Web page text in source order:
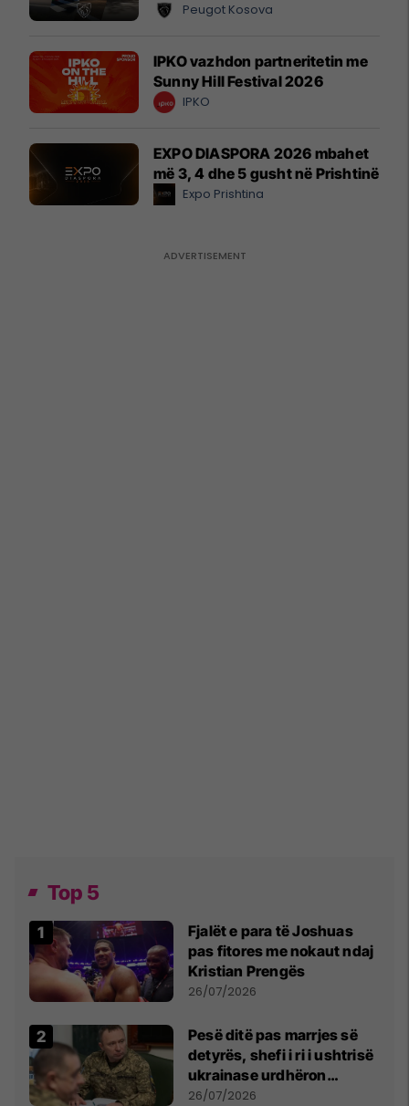
Peugot Kosova
IPKO vazhdon partneritetin me
Sunny Hill Festival 2026
IPKO
EXPO DIASPORA 2026 mbahet
më 3, 4 dhe 5 gusht në Prishtinë
Expo Prishtina
Top 5
Fjalët e para të Joshuas
pas fitores me nokaut ndaj
Kristian Prengës
26/07/2026
Pesë ditë pas marrjes së
detyrës, shefi i ri i ushtrisë
ukrainase urdhëron
kontroll të madh
26/07/2026